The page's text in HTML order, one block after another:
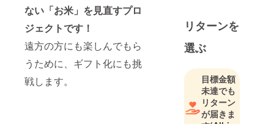
ない「お米」を見直すプロ
ジェクトです！
遠方の方にも楽しんでもら
うために、ギフト化にも挑
戦します。
外国人の認
洋食屋の認
知度を高め
洋食という
カテゴリー
を世界に確
立し
リターンを
選ぶ
目標金額
未達でも
リターン
が届きま